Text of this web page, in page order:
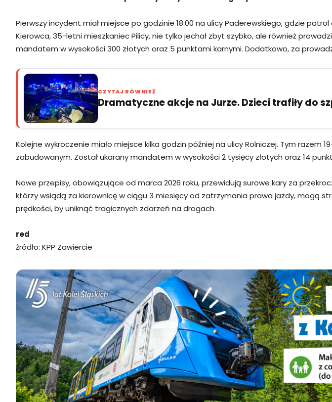
Pierwszy incydent miał miejsce po godzinie 18:00 na ulicy Paderewskiego, gdzie
Kierowca, 35-letni mieszkaniec Pilicy, nie tylko jechał zbyt szybko, ale również
mandatem w wysokości 300 złotych oraz 5 punktami karnymi. Dodatkowo, za
CZYTAJ RÓWNIEŻ
Dramatyczne akcje na Jurze. Dzieci trafiły do
Kolejne wykroczenie miało miejsce kilka godzin później na ulicy Rolniczej. Tym razem
zabudowanym. Został ukarany mandatem w wysokości 2 tysięcy złotych oraz 14
Nowe przepisy, obowiązujące od marca 2026 roku, przewidują surowe kary za
którzy wsiądą za kierownicę w ciągu 3 miesięcy od zatrzymania prawa jazdy, mogą
prędkości, by uniknąć tragicznych zdarzeń na drogach.
red
źródło: KPP Zawiercie